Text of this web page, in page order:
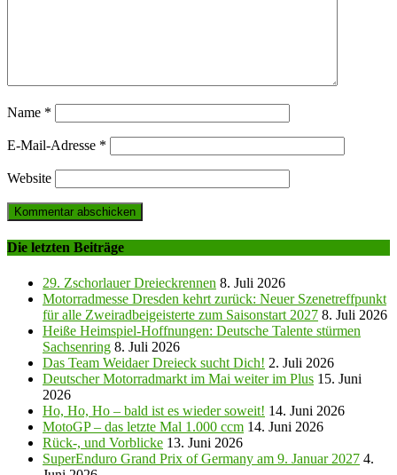
Name *
E-Mail-Adresse *
Website
Die letzten Beiträge
29. Zschorlauer Dreieckrennen 8. Juli 2026
Motorradmesse Dresden kehrt zurück: Neuer Szenetreffpunkt
für alle Zweiradbeigeisterte zum Saisonstart 2027 8. Juli 2026
Heiße Heimspiel-Hoffnungen: Deutsche Talente stürmen
Sachsenring 8. Juli 2026
Das Team Weidaer Dreieck sucht Dich! 2. Juli 2026
Deutscher Motorradmarkt im Mai weiter im Plus 15. Juni
2026
Ho, Ho, Ho – bald ist es wieder soweit! 14. Juni 2026
MotoGP – das letzte Mal 1.000 ccm 14. Juni 2026
Rück-, und Vorblicke 13. Juni 2026
SuperEnduro Grand Prix of Germany am 9. Januar 2027 4.